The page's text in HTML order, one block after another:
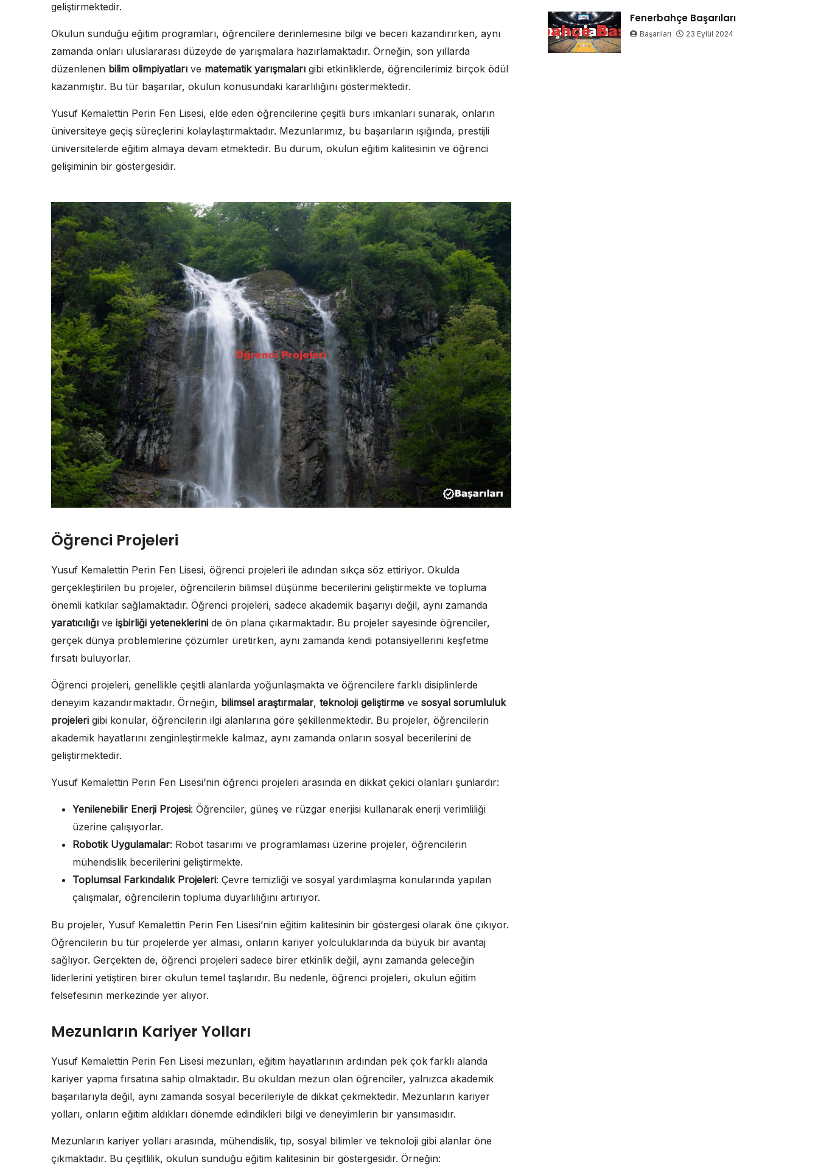
geliştirmektedir.
Okulun sunduğu eğitim programları, öğrencilere derinlemesine bilgi ve beceri kazandırırken, aynı
zamanda onları uluslararası düzeyde de yarışmalara hazırlamaktadır. Örneğin, son yıllarda
düzenlenen bilim olimpiyatları ve matematik yarışmaları gibi etkinliklerde, öğrencilerimiz birçok ödül
kazanmıştır. Bu tür başarılar, okulun konusundaki kararlılığını göstermektedir.
Yusuf Kemalettin Perin Fen Lisesi, elde eden öğrencilerine çeşitli burs imkanları sunarak, onların
üniversiteye geçiş süreçlerini kolaylaştırmaktadır. Mezunlarımız, bu başarıların ışığında, prestijli
üniversitelerde eğitim almaya devam etmektedir. Bu durum, okulun eğitim kalitesinin ve öğrenci
gelişiminin bir göstergesidir.
Öğrenci Projeleri
Yusuf Kemalettin Perin Fen Lisesi, öğrenci projeleri ile adından sıkça söz ettiriyor. Okulda
gerçekleştirilen bu projeler, öğrencilerin bilimsel düşünme becerilerini geliştirmekte ve topluma
önemli katkılar sağlamaktadır. Öğrenci projeleri, sadece akademik başarıyı değil, aynı zamanda
yaratıcılığı ve işbirliği yeteneklerini de ön plana çıkarmaktadır. Bu projeler sayesinde öğrenciler,
gerçek dünya problemlerine çözümler üretirken, aynı zamanda kendi potansiyellerini keşfetme
fırsatı buluyorlar.
Öğrenci projeleri, genellikle çeşitli alanlarda yoğunlaşmakta ve öğrencilere farklı disiplinlerde
deneyim kazandırmaktadır. Örneğin, bilimsel araştırmalar, teknoloji geliştirme ve sosyal sorumluluk
projeleri gibi konular, öğrencilerin ilgi alanlarına göre şekillenmektedir. Bu projeler, öğrencilerin
akademik hayatlarını zenginleştirmekle kalmaz, aynı zamanda onların sosyal becerilerini de
geliştirmektedir.
Yusuf Kemalettin Perin Fen Lisesi’nin öğrenci projeleri arasında en dikkat çekici olanları şunlardır:
Yenilenebilir Enerji Projesi: Öğrenciler, güneş ve rüzgar enerjisi kullanarak enerji verimliliği
üzerine çalışıyorlar.
Robotik Uygulamalar: Robot tasarımı ve programlaması üzerine projeler, öğrencilerin
mühendislik becerilerini geliştirmekte.
Toplumsal Farkındalık Projeleri: Çevre temizliği ve sosyal yardımlaşma konularında yapılan
çalışmalar, öğrencilerin topluma duyarlılığını artırıyor.
Bu projeler, Yusuf Kemalettin Perin Fen Lisesi’nin eğitim kalitesinin bir göstergesi olarak öne çıkıyor.
Öğrencilerin bu tür projelerde yer alması, onların kariyer yolculuklarında da büyük bir avantaj
sağlıyor. Gerçekten de, öğrenci projeleri sadece birer etkinlik değil, aynı zamanda geleceğin
liderlerini yetiştiren birer okulun temel taşlarıdır. Bu nedenle, öğrenci projeleri, okulun eğitim
felsefesinin merkezinde yer alıyor.
Mezunların Kariyer Yolları
Yusuf Kemalettin Perin Fen Lisesi mezunları, eğitim hayatlarının ardından pek çok farklı alanda
kariyer yapma fırsatına sahip olmaktadır. Bu okuldan mezun olan öğrenciler, yalnızca akademik
başarılarıyla değil, aynı zamanda sosyal becerileriyle de dikkat çekmektedir. Mezunların kariyer
yolları, onların eğitim aldıkları dönemde edindikleri bilgi ve deneyimlerin bir yansımasıdır.
Mezunların kariyer yolları arasında, mühendislik, tıp, sosyal bilimler ve teknoloji gibi alanlar öne
çıkmaktadır. Bu çeşitlilik, okulun sunduğu eğitim kalitesinin bir göstergesidir. Örneğin:
Fenerbahçe Başarıları
Başarıları 23 Eylül 2024